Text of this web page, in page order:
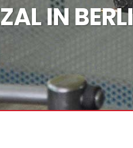
ZAL IN